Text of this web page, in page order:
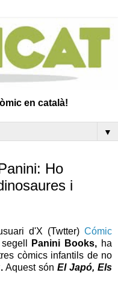
en català!
▼
Ho
i
d'X (Twtter) Cómic
Panini Books, ha
còmics infantils de no
Aquest són El Japó, Els